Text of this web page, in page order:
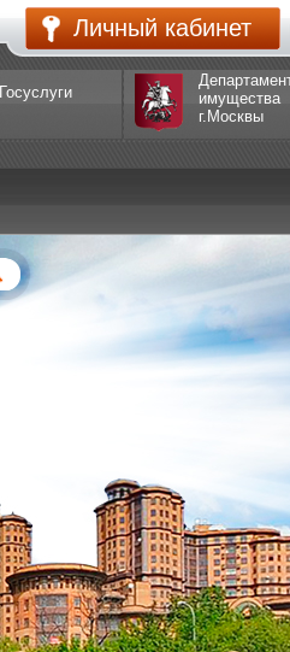
Личный кабинет
Госуслуги
имущества
г.Москвы